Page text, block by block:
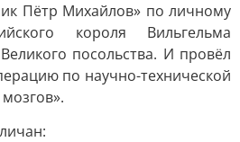
Пётр Михайлов» по личному
короля Вильгельма
посольства. И провёл
по научно-технической